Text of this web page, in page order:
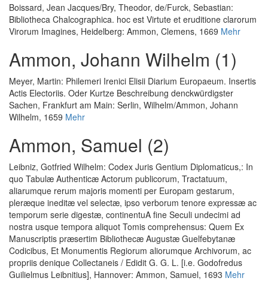
Boissard, Jean Jacques/Bry, Theodor, de/Furck, Sebastian:
Bibliotheca Chalcographica. hoc est Virtute et eruditione clarorum
Virorum Imagines, Heidelberg: Ammon, Clemens, 1669 Mehr
Ammon, Johann Wilhelm (1)
Meyer, Martin: Philemeri Irenici Elisii Diarium Europaeum. Insertis
Actis Electoriis. Oder Kurtze Beschreibung denckwürdigster
Sachen, Frankfurt am Main: Serlin, Wilhelm/Ammon, Johann
Wilhelm, 1659 Mehr
Ammon, Samuel (2)
Leibniz, Gotfried Wilhelm: Codex Juris Gentium Diplomaticus,: In
quo Tabulæ Authenticæ Actorum publicorum, Tractatuum,
aliarumque rerum majoris momenti per Europam gestarum,
pleræque ineditæ vel selectæ, ipso verborum tenore expressæ ac
temporum serie digestæ, continentuA fine Seculi undecimi ad
nostra usque tempora aliquot Tomis comprehensus: Quem Ex
Manuscriptis præsertim Bibliothecæ Augustæ Guelfebytanæ
Codicibus, Et Monumentis Regiorum aliorumque Archivorum, ac
propriis denique Collectaneis / Edidit G. G. L. [i.e. Godofredus
Guilielmus Leibnitius], Hannover: Ammon, Samuel, 1693 Mehr